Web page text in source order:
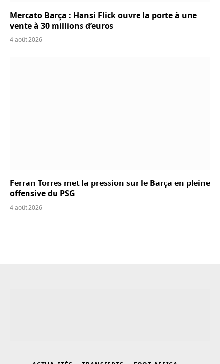
Mercato Barça : Hansi Flick ouvre la porte à une
vente à 30 millions d’euros
4 août 2026
Ferran Torres met la pression sur le Barça en pleine
offensive du PSG
4 août 2026